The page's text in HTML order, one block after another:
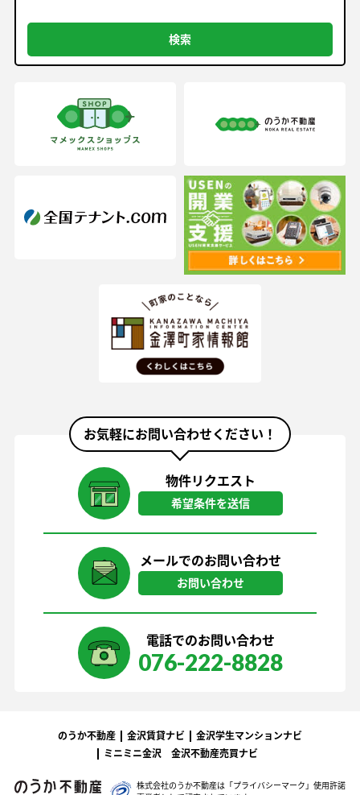
お気軽にお問い合わせください！
物件リクエスト
希望条件を送信
メールでのお問い合わせ
お問い合わせ
電話でのお問い合わせ
076-222-8828
のうか不動産 金沢賃貸ナビ
金沢学生マンションナビ
ミニミニ金沢
金沢不動産売買ナビ
株式会社のうか不動産は「プライバシーマーク」 使用許諾